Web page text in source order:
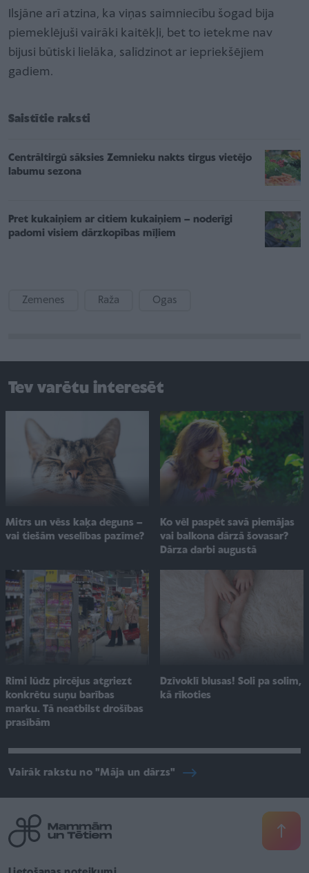
Ilsjāne arī atzina, ka viņas saimniecību šogad bija
piemeklējuši vairāki kaitēkļi, bet to ietekme nav
bijusi būtiski lielāka, salīdzinot ar iepriekšējiem
gadiem.
Saistītie raksti
Centrāltirgū sāksies Zemnieku nakts tirgus vietējo
labumu sezona
Pret kukaiņiem ar citiem kukaiņiem – noderīgi
padomi visiem dārzkopības mīļiem
Zemenes Raža Ogas
Tev varētu interesēt
Mitrs un vēss kaķa deguns –
vai tiešām veselības pazīme?
Ko vēl paspēt savā piemājas
vai balkona dārzā šovasar?
Dārza darbi augustā
Rimi lūdz pircējus atgriezt
konkrētu suņu barības
marku. Tā neatbilst drošības
prasībām
Dzīvoklī blusas! Soli pa solim,
kā rīkoties
Vairāk rakstu no "Māja un dārzs"